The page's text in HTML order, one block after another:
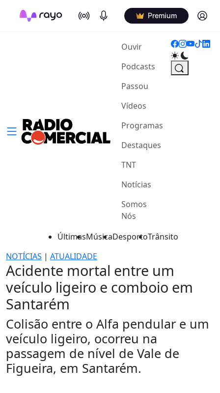
On Air Podcasts Premium Log in
Ouvir(current)
Podcasts
Passou
Vídeos
Programas
Destaques
TNT
Notícias
Somos
Nós
ÚltimasMúsicaDesportoTrânsito
NOTÍCIAS | ATUALIDADE
Acidente mortal entre um
veículo ligeiro e comboio em
Santarém
Colisão entre o Alfa pendular e um
veículo ligeiro, ocorreu na
passagem de nível de Vale de
Figueira, em Santarém.